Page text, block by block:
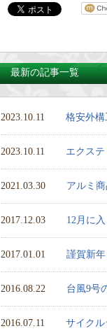
最新の記事一覧
2023.10.11 格安外
2023.10.11 エクス
2021.03.30 アルミ
2017.12.03 12月に
2017.01.01 謹賀新年
2016.08.22 台風9号
2016.07.11 サイク